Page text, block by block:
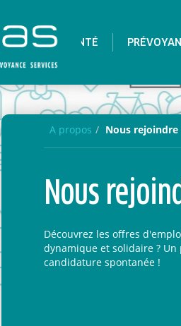
SANTÉ
A propos Nous rejoindre
Nous
Découvrez les offres
dynamique et solidaire ?
candidature spontanée !